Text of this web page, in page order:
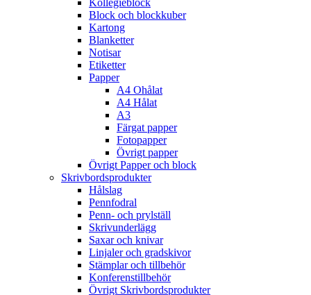
Kollegieblock
Block och blockkuber
Kartong
Blanketter
Notisar
Etiketter
Papper
A4 Ohålat
A4 Hålat
A3
Färgat papper
Fotopapper
Övrigt papper
Övrigt Papper och block
Skrivbordsprodukter
Hålslag
Pennfodral
Penn- och prylställ
Skrivunderlägg
Saxar och knivar
Linjaler och gradskivor
Stämplar och tillbehör
Konferenstillbehör
Övrigt Skrivbordsprodukter